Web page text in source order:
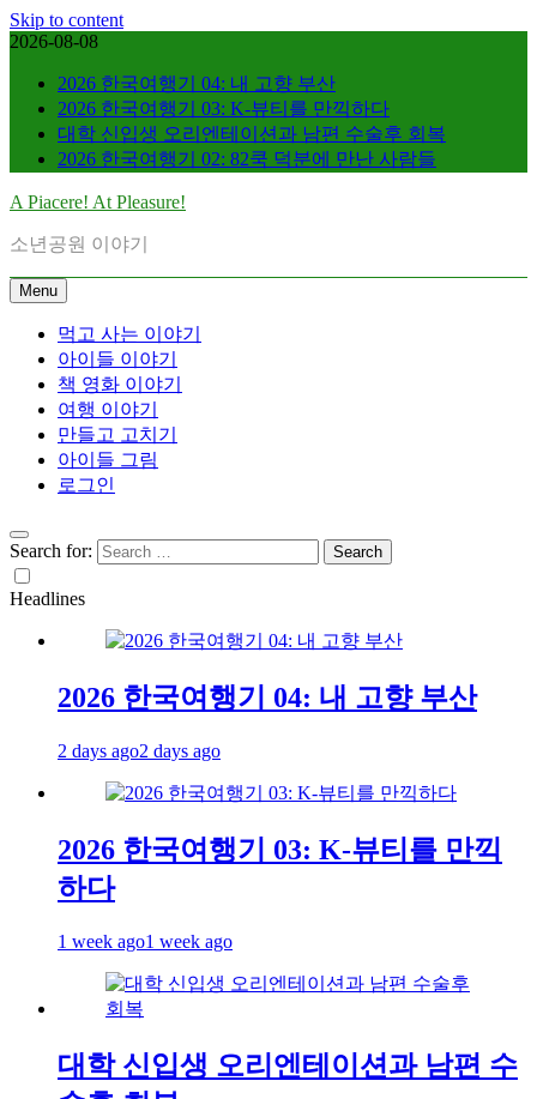
Skip to content
2026-08-08
2026 한국여행기 04: 내 고향 부산
2026 한국여행기 03: K-뷰티를 만끽하다
대학 신입생 오리엔테이션과 남편 수술후 회복
2026 한국여행기 02: 82쿡 덕분에 만난 사람들
A Piacere! At Pleasure!
소년공원 이야기
Menu
먹고 사는 이야기
아이들 이야기
책 영화 이야기
여행 이야기
만들고 고치기
아이들 그림
로그인
Search for:
Headlines
2026 한국여행기 04: 내 고향 부산
2 days ago2 days ago
2026 한국여행기 03: K-뷰티를 만끽
하다
1 week ago1 week ago
대학 신입생 오리엔테이션과 남편 수